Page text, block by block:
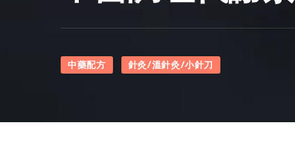
中藥配方 針灸/溫針灸/小針刀